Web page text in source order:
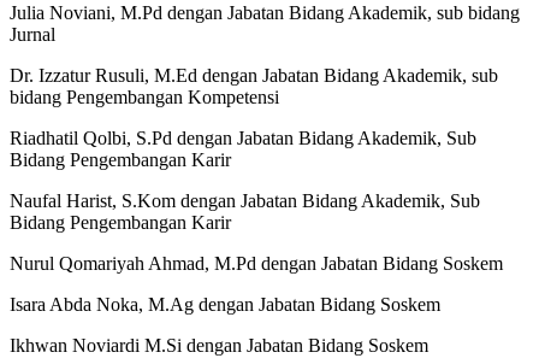
Julia Noviani, M.Pd dengan Jabatan Bidang Akademik, sub bidang
Jurnal
Dr. Izzatur Rusuli, M.Ed dengan Jabatan Bidang Akademik, sub
bidang Pengembangan Kompetensi
Riadhatil Qolbi, S.Pd dengan Jabatan Bidang Akademik, Sub
Bidang Pengembangan Karir
Naufal Harist, S.Kom dengan Jabatan Bidang Akademik, Sub
Bidang Pengembangan Karir
Nurul Qomariyah Ahmad, M.Pd dengan Jabatan Bidang Soskem
Isara Abda Noka, M.Ag dengan Jabatan Bidang Soskem
Ikhwan Noviardi M.Si dengan Jabatan Bidang Soskem